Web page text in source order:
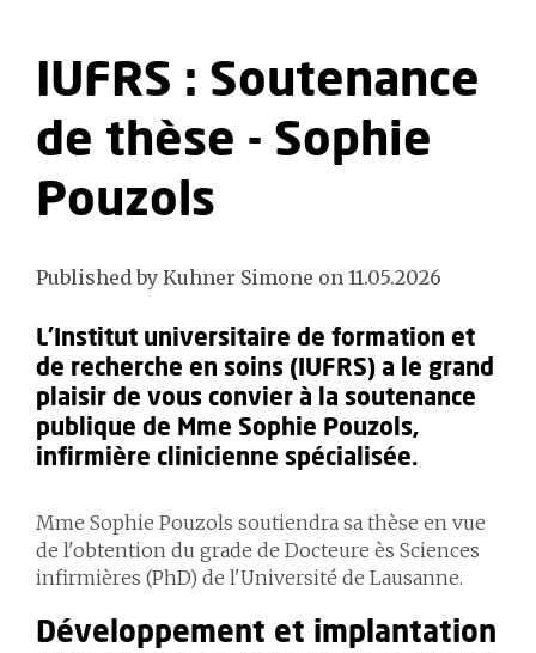
IUFRS : Soutenance
de thèse - Sophie
Pouzols
Published by Kuhner Simone on 11.05.2026
L'Institut universitaire de formation et
de recherche en soins (IUFRS) a le grand
plaisir de vous convier à la soutenance
publique de Mme Sophie Pouzols,
infirmière clinicienne spécialisée.
Mme Sophie Pouzols soutiendra sa thèse en vue
de l'obtention du grade de Docteure ès Sciences
infirmières (PhD) de l'Université de Lausanne.
Développement et implantation